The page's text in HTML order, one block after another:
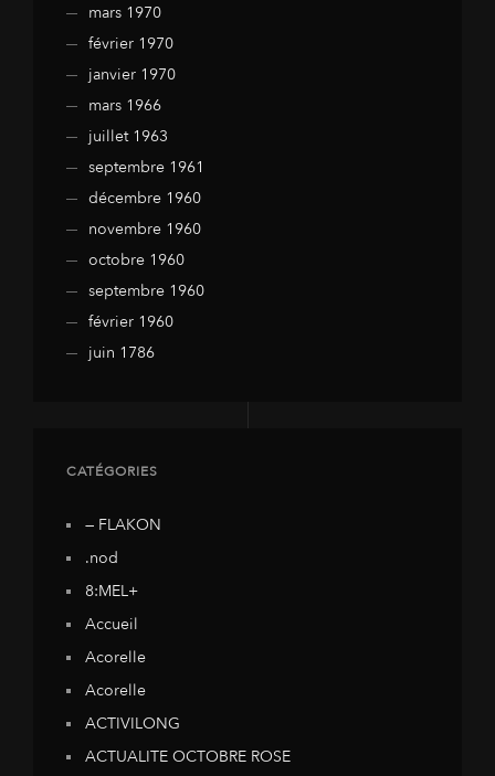
mars 1970
février 1970
janvier 1970
mars 1966
juillet 1963
septembre 1961
décembre 1960
novembre 1960
octobre 1960
septembre 1960
février 1960
juin 1786
CATÉGORIES
— FLAKON
.nod
8:MEL+
Accueil
Acorelle
Acorelle
ACTIVILONG
ACTUALITE OCTOBRE ROSE